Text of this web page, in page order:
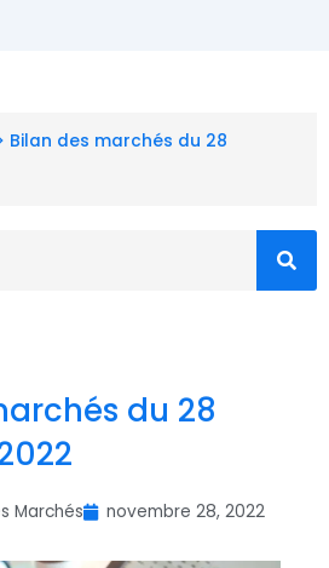
Bilan des marchés du 28
du 28
Marchés novembre 28, 2022